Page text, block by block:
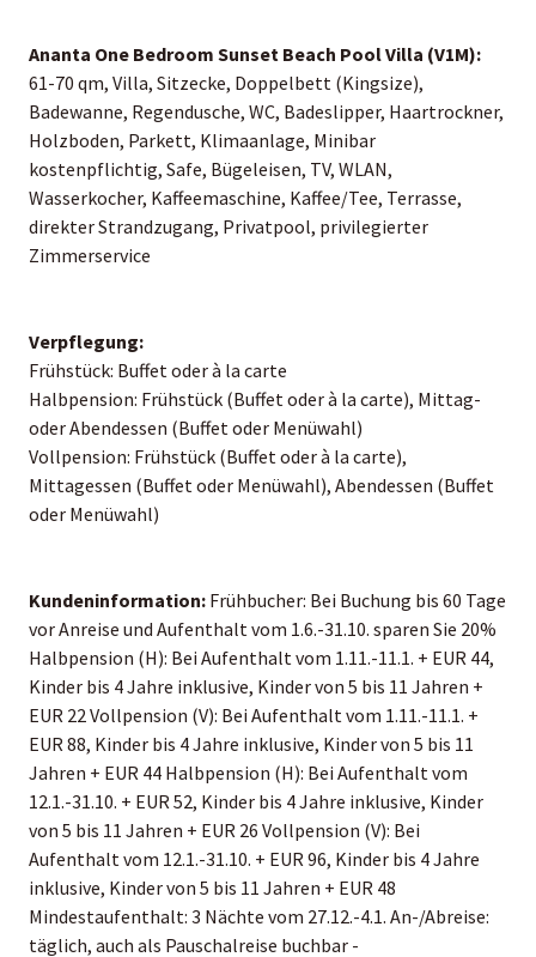
Ananta One Bedroom Sunset Beach Pool Villa (V1M):
61-70 qm, Villa, Sitzecke, Doppelbett (Kingsize),
Badewanne, Regendusche, WC, Badeslipper, Haartrockner,
Holzboden, Parkett, Klimaanlage, Minibar
kostenpflichtig, Safe, Bügeleisen, TV, WLAN,
Wasserkocher, Kaffeemaschine, Kaffee/Tee, Terrasse,
direkter Strandzugang, Privatpool, privilegierter
Zimmerservice
Verpflegung:
Frühstück: Buffet oder à la carte
Halbpension: Frühstück (Buffet oder à la carte), Mittag-
oder Abendessen (Buffet oder Menüwahl)
Vollpension: Frühstück (Buffet oder à la carte),
Mittagessen (Buffet oder Menüwahl), Abendessen (Buffet
oder Menüwahl)
Kundeninformation: Frühbucher: Bei Buchung bis 60 Tage
vor Anreise und Aufenthalt vom 1.6.-31.10. sparen Sie 20%
Halbpension (H): Bei Aufenthalt vom 1.11.-11.1. + EUR 44,
Kinder bis 4 Jahre inklusive, Kinder von 5 bis 11 Jahren +
EUR 22 Vollpension (V): Bei Aufenthalt vom 1.11.-11.1. +
EUR 88, Kinder bis 4 Jahre inklusive, Kinder von 5 bis 11
Jahren + EUR 44 Halbpension (H): Bei Aufenthalt vom
12.1.-31.10. + EUR 52, Kinder bis 4 Jahre inklusive, Kinder
von 5 bis 11 Jahren + EUR 26 Vollpension (V): Bei
Aufenthalt vom 12.1.-31.10. + EUR 96, Kinder bis 4 Jahre
inklusive, Kinder von 5 bis 11 Jahren + EUR 48
Mindestaufenthalt: 3 Nächte vom 27.12.-4.1. An-/Abreise:
täglich, auch als Pauschalreise buchbar -